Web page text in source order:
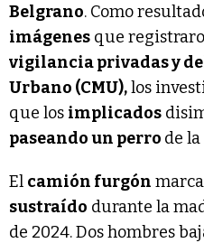
Belgrano. Como
imágenes que
vigilancia privadas y
Urbano (CMU),los
que los implicados
paseando un perro de la
El camión furgón marca
sustraído durante la
de 2024. Dos hombres